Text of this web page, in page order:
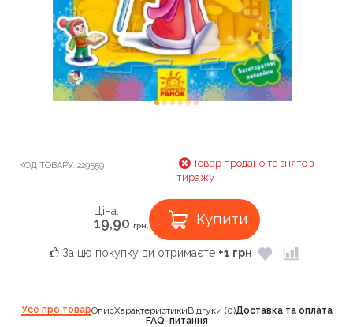
КОД ТОВАРУ: 229559
Товар продано та знято з
тиражу
Ціна:
19,90 грн. Купити
За цю покупку ви отримаєте +1 грн
Усе про товарОписХарактеристикиВідгуки (0)Доставка та оплата
FAQ-питання